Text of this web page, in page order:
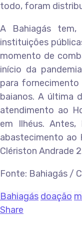
todo, foram
A Bahiagás tem,
instituições
momento de
início da
para
baianos. A última
atendimento ao
em Ilhéus.
abastecimento ao
Clériston Andrade
Fonte: Bahiagás /
Bahiagás doação
Share